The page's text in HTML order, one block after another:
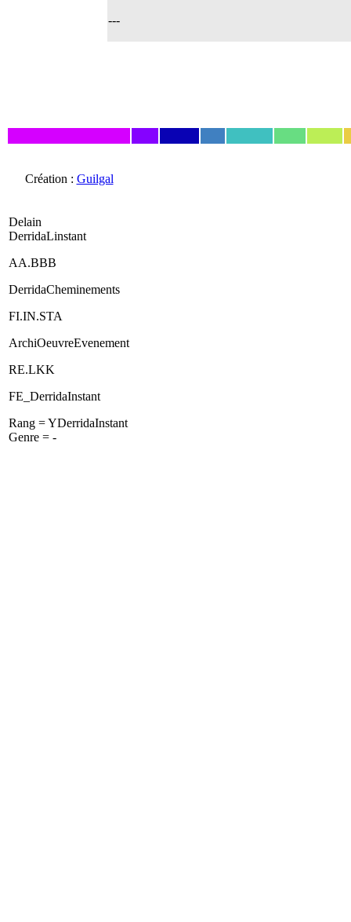
---
Création : Guilgal
Delain
DerridaLinstant
AA.BBB
DerridaCheminements
FI.IN.STA
ArchiOeuvreEvenement
RE.LKK
FE_DerridaInstant
Rang = YDerridaInstant
Genre = -